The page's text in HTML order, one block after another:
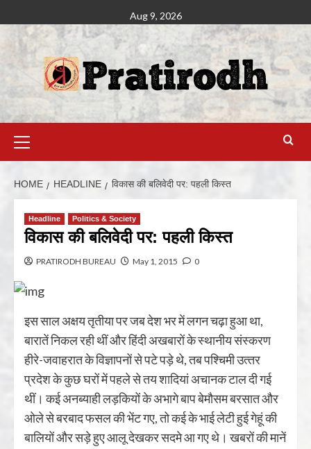
Aug 9, 2026
HOME HEADLINE विकास की बलिवेदी पर: पहली किस्‍त
Headline Politics & Society
विकास की बलिवेदी पर: पहली किस्‍त
PRATIRODH BUREAU May 1, 2015 0
इस साल अक्षय तृतीया पर जब देश भर में लगन चढ़ा हुआ था,
बारातें निकल रही थीं और हिंदी अखबारों के स्‍थानीय संस्‍करण
हीरे-जवाहरात के विज्ञापनों से पटे पड़े थे, तब पश्चिमी उत्‍तर
प्रदेश के कुछ घरों में पहले से तय शादियां अचानक टाल दी गई
थीं। कई अनब्‍याही लड़कियों के अभागे बाप बेमौसम बरसात और
ओले से बरबाद फसल की भेंट गए, तो कई के भाई लेटी हुई गेहूं की
बालियों और सड़े हुए आलू देखकर सदमे आ गए थे। खबरों की मानें